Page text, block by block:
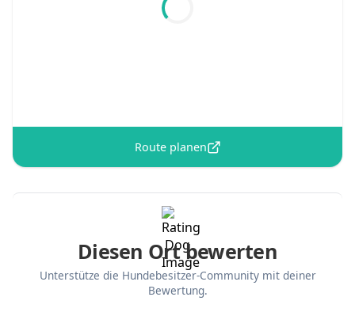
Route planen
Diesen Ort bewerten
Unterstütze die Hundebesitzer-Community mit deiner
Bewertung.